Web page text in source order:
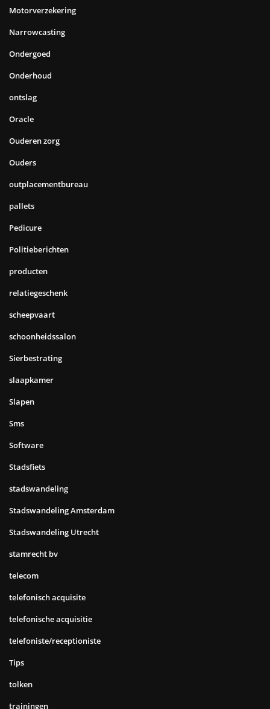
Motorverzekering
Narrowcasting
Ondergoed
Onderhoud
ontslag
Oracle
Ouderen zorg
Ouders
outplacementbureau
pallets
Pedicure
Politieberichten
producten
relatiegeschenk
scheepvaart
schoonheidssalon
Sierbestrating
slaapkamer
Slapen
Sms
Software
Stadsfiets
stadswandeling
Stadswandeling Amsterdam
Stadswandeling Utrecht
stamrecht bv
telecom
telefonisch acquisite
telefonische acquisitie
telefoniste/receptioniste
Tips
tolken
trainingen